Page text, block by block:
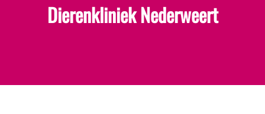
Dierenkliniek Nederweert